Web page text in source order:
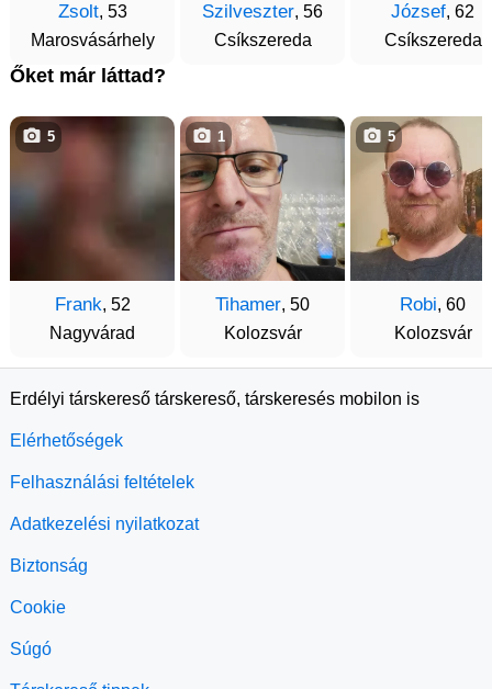
Zsolt, 53
Marosvásárhely
Szilveszter, 56
Csíkszereda
József, 62
Csíkszereda
Őket már láttad?
Frank, 52
Nagyvárad
5
Tihamer, 50
Kolozsvár
1
Robi, 60
Kolozsvár
5
Erdélyi társkereső társkereső, társkeresés mobilon is
Elérhetőségek
Felhasználási feltételek
Adatkezelési nyilatkozat
Biztonság
Cookie
Súgó